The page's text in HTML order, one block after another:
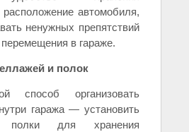
расположение автомобиля,
ненужных препятствий
в гараже.
и полок
способ организовать
гаража — установить
для хранения